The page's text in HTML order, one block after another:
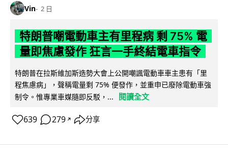
Vin 2 日
特朗普嘲電動車主有里程病 剩 75% 電
量即焦慮發作 狂言一手終結電車指令
特朗普在拉斯維加斯造勢大會上公開嘲諷電動車車主患有「里
程焦慮病」，聲稱電量剩 75% 便發作，並重申已廢除電動車強
制令。惟專業車媒隨即反駁，...
閱讀全文
639 279 ↗ 分享